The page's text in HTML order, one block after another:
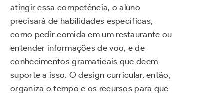
atingir essa competência, o aluno
precisará de habilidades específicas,
como pedir comida em um restaurante ou
entender informações de voo, e de
conhecimentos gramaticais que deem
suporte a isso. O design curricular, então,
organiza o tempo e os recursos para que